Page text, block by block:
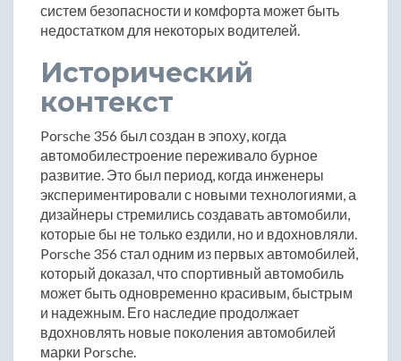
систем безопасности и комфорта может быть
недостатком для некоторых водителей.
Исторический
контекст
Porsche 356 был создан в эпоху, когда
автомобилестроение переживало бурное
развитие. Это был период, когда инженеры
экспериментировали с новыми технологиями, а
дизайнеры стремились создавать автомобили,
которые бы не только ездили, но и вдохновляли.
Porsche 356 стал одним из первых автомобилей,
который доказал, что спортивный автомобиль
может быть одновременно красивым, быстрым
и надежным. Его наследие продолжает
вдохновлять новые поколения автомобилей
марки Porsche.